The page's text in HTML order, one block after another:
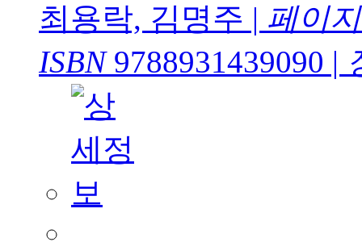
최용락, 김명주 | 페이지
ISBN9788931439090 |